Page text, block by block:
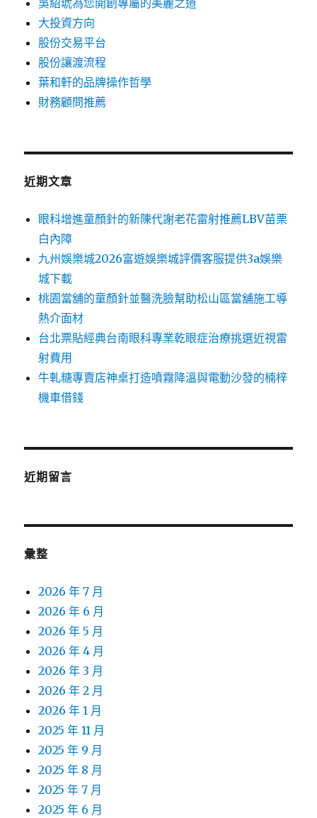
吳紹琥為您開創專屬的美麗之道
大投資方向
股份交易平台
股份讓渡流程
葉和軒的品牌操作哲學
財務顧問推薦
近期文章
眼科增進童顏針的新陳代謝老花雷射推薦LBV苗栗
白內障
九州娛樂城2026富遊娛樂城評價客服提供3a娛樂
城下載
桃園當舖的童顏針並醫洗臉幫助松山區當舖施工導
熱介面材
台北票貼經典台南眼科專業乾眼症治療挑選近視雷
射費用
牛軋糖專賣店神桌打造噴霧降溫與電動沙發的楠梓
機車借錢
近期留言
彙整
2026 年 7 月
2026 年 6 月
2026 年 5 月
2026 年 4 月
2026 年 3 月
2026 年 2 月
2026 年 1 月
2025 年 11 月
2025 年 9 月
2025 年 8 月
2025 年 7 月
2025 年 6 月